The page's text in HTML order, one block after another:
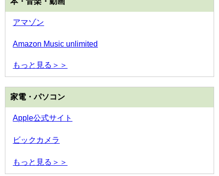
アマゾン
Amazon Music unlimited
もっと見る＞＞
家電・パソコン
Apple公式サイト
ビックカメラ
もっと見る＞＞